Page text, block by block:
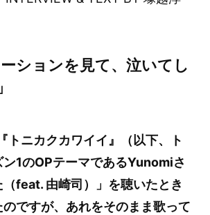
ーションを見て、泣いてし
ニカクカワイイ』（以下、ト
1のOPテーマであるYunomiさ
feat. 由崎司）」を聴いたとき
ですが、あれをそのまま歌って